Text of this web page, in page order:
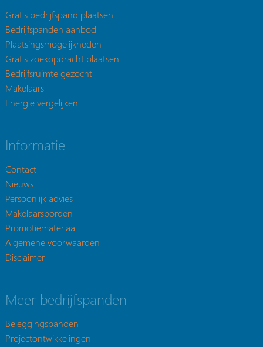
Gratis bedrijfspand plaatsen
Bedrijfspanden aanbod
Plaatsingsmogelijkheden
Gratis zoekopdracht plaatsen
Bedrijfsruimte gezocht
Makelaars
Energie vergelijken
Informatie
Contact
Nieuws
Persoonlijk advies
Makelaarsborden
Promotiemateriaal
Algemene voorwaarden
Disclaimer
Meer bedrijfspanden
Beleggingspanden
Projectontwikkelingen